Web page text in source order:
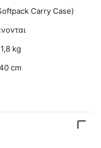
Carry Case)
kg
cm